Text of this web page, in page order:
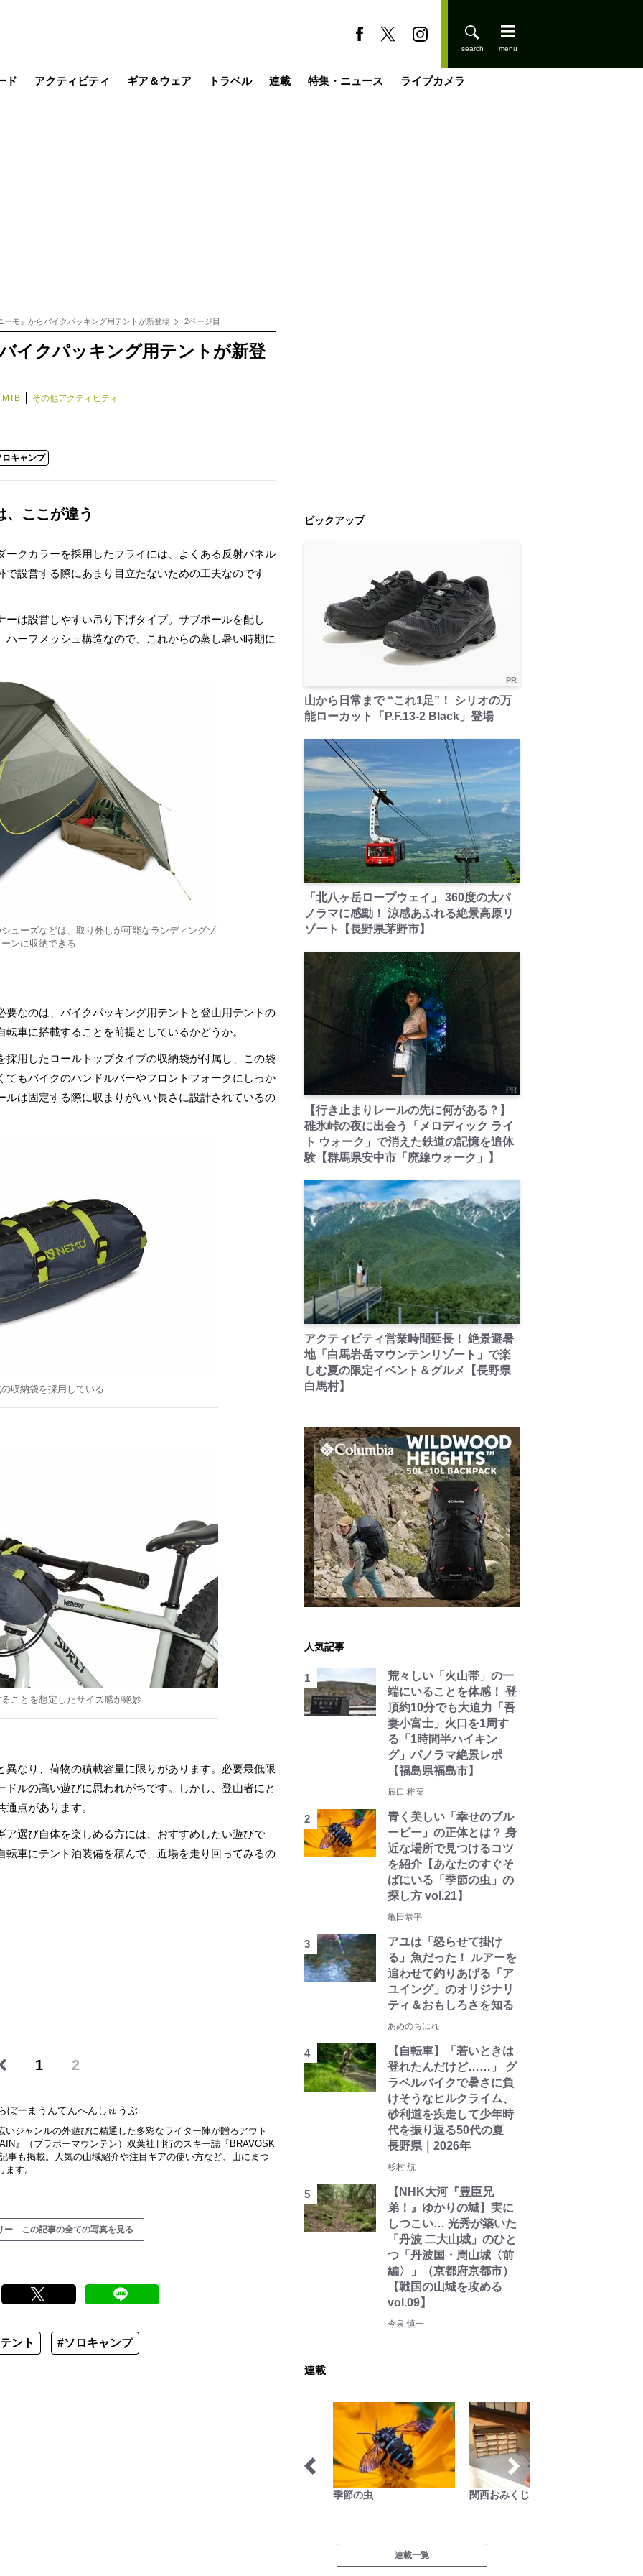
ド アクティビティ ギア＆ウェア トラベル 連載 特集・ニュース ライブカメラ
ーモ』からバイクパッキング用テントが新登場 2ページ目
イクパッキング用テントが新登
MTB その他アクティビティ
ロキャンプ
、ここが違う
クカラーを採用したフライには、よくある反射パネル
設営する際にあまり目立たないための工夫なのです
は設営しやすい吊り下げタイプ。サブポールを配し
ーフメッシュ構造なので、これからの蒸し暑い時期に
ューズなどは、取り外しが可能なランディングゾ
ーンに収納できる
なのは、バイクパッキング用テントと登山用テントの
車に搭載することを前提としているかどうか。
用したロールトップタイプの収納袋が付属し、この袋
もバイクのハンドルバーやフロントフォークにしっか
は固定する際に収まりがいい長さに設計されているの
収納袋を採用している
ことを想定したサイズ感が絶妙
なり、荷物の積載容量に限りがあります。必要最低限
ルの高い遊びに思われがちです。しかし、登山者にと
点があります。
選び自体を楽しめる方には、おすすめしたい遊びで
車にテント泊装備を積んで、近場を走り回ってみるの
1 2
ぼーまうんてんへんしゅうぶ
ジャンルの外遊びに精通した多彩なライター陣が贈るアウト
』（ブラボーマウンテン）双葉社刊行のスキー誌『BRAVOSK
事も掲載。人気の山域紹介や注目ギアの使い方など、山にまつ
す。
ー この記事の全ての写真を見る
ント #ソロキャンプ
ピックアップ
PR
山から日常まで “これ1足”！ シリオの万
能ローカット「P.F.13-2 Black」登場
PR
「北八ヶ岳ロープウェイ」 360度の大パ
ノラマに感動！ 涼感あふれる絶景高原リ
ゾート【長野県茅野市】
PR
【行き止まりレールの先に何がある？】
碓氷峠の夜に出会う「メロディック ライ
ト ウォーク」で消えた鉄道の記憶を追体
験【群馬県安中市「廃線ウォーク」】
PR
アクティビティ営業時間延長！ 絶景避暑
地「白馬岩岳マウンテンリゾート」で楽
しむ夏の限定イベント＆グルメ【長野県
白馬村】
人気記事
荒々しい「火山帯」の一
端にいることを体感！ 登
頂約10分でも大迫力「吾
妻小富士」火口を1周す
る「1時間半ハイキン
グ」パノラマ絶景レポ
【福島県福島市】
辰口 稚菜
青く美しい「幸せのブル
ービー」の正体とは？ 身
近な場所で見つけるコツ
を紹介【あなたのすぐそ
ばにいる「季節の虫」の
探し方 vol.21】
亀田恭平
アユは「怒らせて掛け
る」魚だった！ ルアーを
追わせて釣りあげる「ア
ユイング」のオリジナリ
ティ＆おもしろさを知る
あめのちはれ
【自転車】「若いときは
登れたんだけど……」 グ
ラベルバイクで暑さに負
けそうなヒルクライム、
砂利道を疾走して少年時
代を振り返る50代の夏
長野県｜2026年
杉村 航
【NHK大河『豊臣兄
弟！』ゆかりの城】実に
しつこい… 光秀が築いた
「丹波 二大山城」のひと
つ「丹波国・周山城〈前
編〉」（京都府京都市）
【戦国の山城を攻める
vol.09】
今泉 慎一
連載
関西おみくじジャーニー
フランス人茶商の茶国漫遊
連載一覧